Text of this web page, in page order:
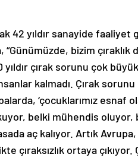
42 yıldır sanayide faaliyet
“Günümüzde, bizim
çırak sorunu çok
kalmadı. Çırak
‘çocuklarımız
belki mühendis
aç kalıyor. Artık
çıraksızlık ortaya